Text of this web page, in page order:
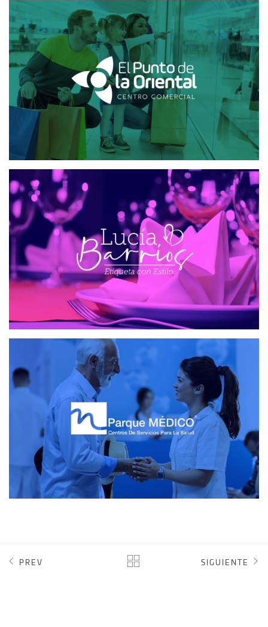
EL PUNTO DE LA ORIENTAL
CRM CRM CENTROS COMERCIALES DISEÑO WEB
MAILING Y SMS PLATAFORMA MAILING
PLATAFORMA SMS
ETIQUETA CON ESTILO
DISEÑO WEB
PARQUE MÉDICO
DISEÑO WEB
PREV SIGUIENTE